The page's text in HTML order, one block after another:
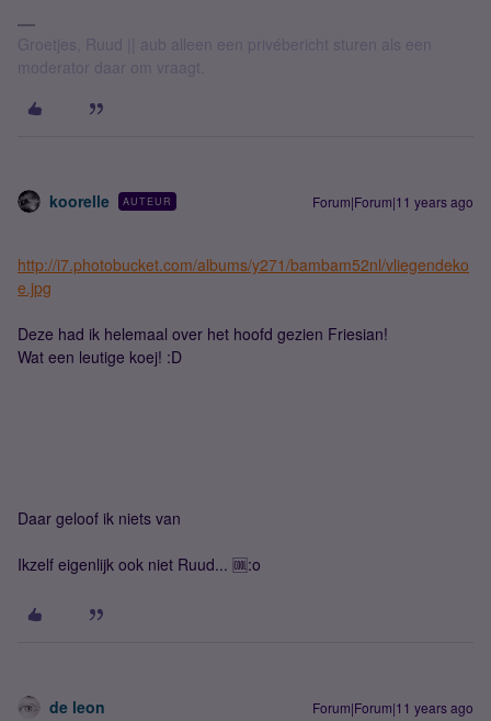
Groetjes, Ruud || aub alleen een privébericht sturen als een
moderator daar om vraagt.
koorelle AUTEUR Forum|Forum|11 years ago
http://i7.photobucket.com/albums/y271/bambam52nl/vliegendeko
e.jpg
Deze had ik helemaal over het hoofd gezien Friesian!
Wat een leutige koej! :D
Daar geloof ik niets van
Ikzelf eigenlijk ook niet Ruud... 🆒:o
de leon Forum|Forum|11 years ago